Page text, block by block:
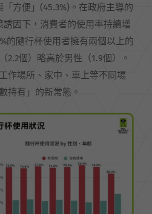
方便」(45.3%)。在政府主導的
誘因下，消費者的使用率持續增
的隨行杯使用者擁有兩個以上的
2.2個）略高於男性（1.9個）。
作場所、家中、車上等不同場
持有」的新常態。